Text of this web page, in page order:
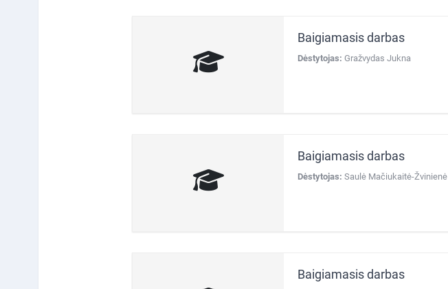
Baigiamasis darbas
Dėstytojas: Gražvydas Jukna
Baigiamasis darbas
Dėstytojas: Saulė Mačiukaitė-Žvinienė
Baigiamasis darbas